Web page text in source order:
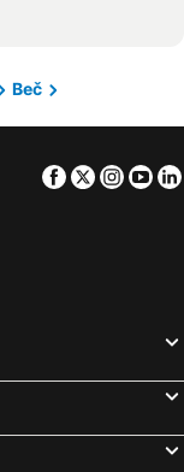
Beč
Facebook
Twitter